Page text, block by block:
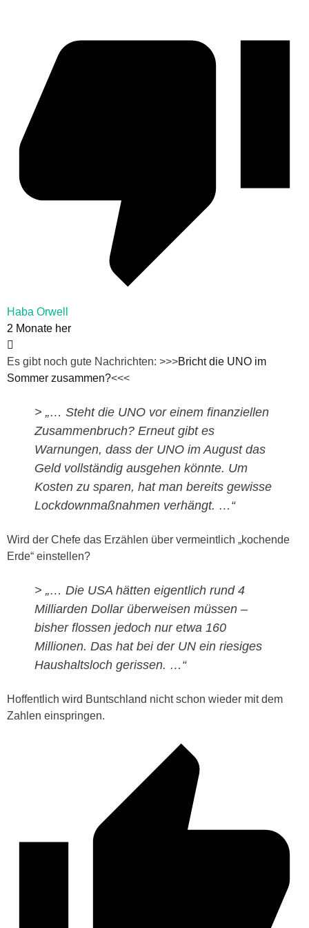
Haba Orwell
2 Monate her
Es gibt noch gute Nachrichten: >>>Bricht die UNO im
Sommer zusammen?<<<
> „… Steht die UNO vor einem finanziellen
Zusammenbruch? Erneut gibt es
Warnungen, dass der UNO im August das
Geld vollständig ausgehen könnte. Um
Kosten zu sparen, hat man bereits gewisse
Lockdownmaßnahmen verhängt. …“
Wird der Chefe das Erzählen über vermeintlich „kochende
Erde“ einstellen?
> „… Die USA hätten eigentlich rund 4
Milliarden Dollar überweisen müssen –
bisher flossen jedoch nur etwa 160
Millionen. Das hat bei der UN ein riesiges
Haushaltsloch gerissen. …“
Hoffentlich wird Buntschland nicht schon wieder mit dem
Zahlen einspringen.